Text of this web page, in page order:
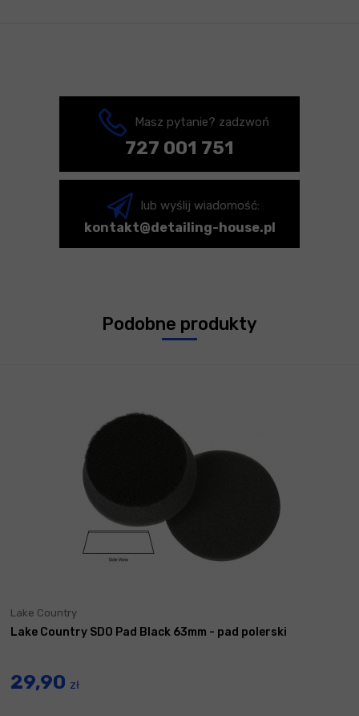
Masz pytanie? zadzwoń
727 001 751
lub wyślij wiadomość:
kontakt@detailing-house.pl
Podobne produkty
Lake Country
Lake Country SDO Pad Black 63mm - pad polerski
29,90 zł